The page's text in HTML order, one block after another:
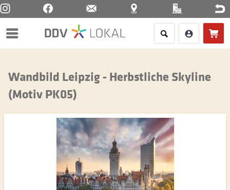
Menü
Wandbild Leipzig - Herbstliche Skyline
(Motiv PK05)